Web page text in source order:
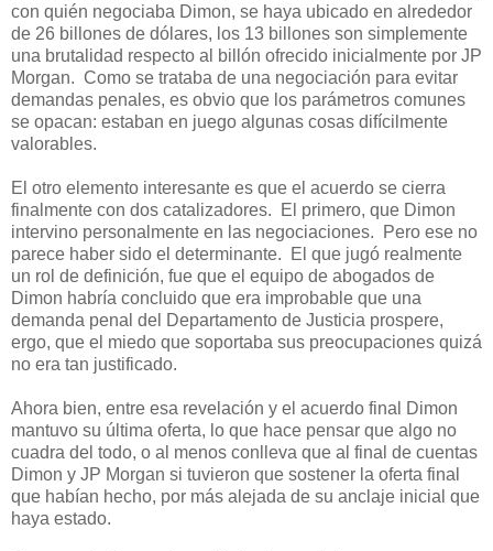
con quién negociaba Dimon, se haya ubicado en alrededor
de 26 billones de dólares, los 13 billones son simplemente
una brutalidad respecto al billón ofrecido inicialmente por JP
Morgan. Como se trataba de una negociación para evitar
demandas penales, es obvio que los parámetros comunes
se opacan: estaban en juego algunas cosas difícilmente
valorables.
El otro elemento interesante es que el acuerdo se cierra
finalmente con dos catalizadores. El primero, que Dimon
intervino personalmente en las negociaciones. Pero ese no
parece haber sido el determinante. El que jugó realmente
un rol de definición, fue que el equipo de abogados de
Dimon habría concluido que era improbable que una
demanda penal del Departamento de Justicia prospere,
ergo, que el miedo que soportaba sus preocupaciones quizá
no era tan justificado.
Ahora bien, entre esa revelación y el acuerdo final Dimon
mantuvo su última oferta, lo que hace pensar que algo no
cuadra del todo, o al menos conlleva que al final de cuentas
Dimon y JP Morgan si tuvieron que sostener la oferta final
que habían hecho, por más alejada de su anclaje inicial que
haya estado.